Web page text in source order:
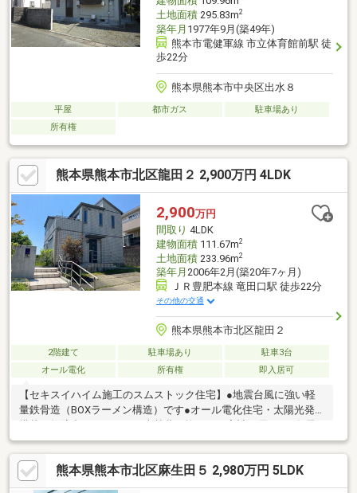
土地面積295.83m2
築年月 1977年9月(築49年)
熊本市電健軍線 市立体育館前駅 徒
歩22分
熊本県熊本市中央区出水８
平屋 都市ガス
駐車場あり
所有権
熊本県熊本市北区龍田２ 2,900万円 4LDK
2,900万円
間取り 4LDK
建物面積111.67m2
土地面積233.96m2
築年月 2006年2月(築20年7ヶ月)
ＪＲ豊肥本線 竜田口駅 徒歩22分
その他の交通
熊本県熊本市北区龍田２
2階建て 駐車場あり
駐車3台
オール電化
所有権 即入居可
【セキスイハイム施工のスムストック住宅】●地震台風に強い軽
量鉄骨造（BOXラーメン構造）です●オール電化住宅・太陽光発電
室収納付き、ロフトもあります●60年間サポートシステムも引き
継げますので、5年毎の点検も受けられます●スーパー・コンビニ
も徒歩圏内で便利です
熊本県熊本市北区麻生田５ 2,980万円 5LDK